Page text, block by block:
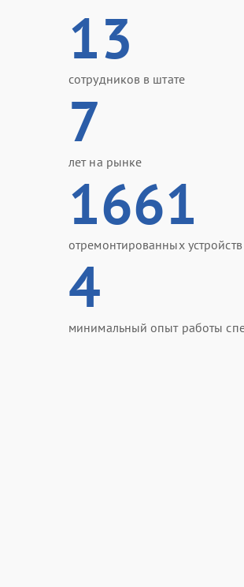
13
сотрудников в штате
7
лет на рынке
1661
отремонтированных устройств
4
минимальный опыт работы